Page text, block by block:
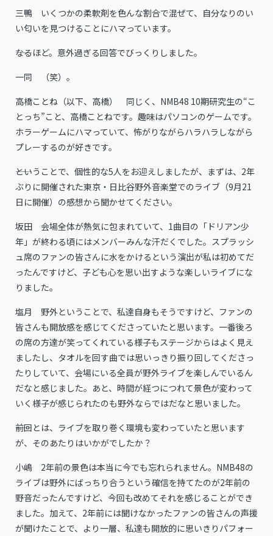
三鴨 いくつかの柔軟剤を色んな割合で混ぜて、自分なりのい
い匂いを見つけることにハマっています。
――なるほど。意外過ぎる回答でびっくりしました。
一同 （笑）。
高橋ことね（以下、高橋） 同じく、NMB48 10期研究生の“こ
とっち”こと、高橋ことねです。趣味はパソコンのゲームです。
ホラーゲームにハマっていて、怖がりながらハラハラしながら
プレーするのが好きです。
――ということで、個性的な5人をお迎えしましたが、まずは、2年
ぶりに開催された東京・日比谷野外音楽堂でのライブ（9月21
日に開催）の感想から聞かせてください。
坂田 会場全体が熱気に包まれていて、1曲目の「ドリアン少
年」が終わる頃にはメンバーみんな汗だくでした。スプラッシ
ュ席のファンの皆さんに水をかけるという演出が私は初めてだ
ったんですけど、子ども心を思い出すような楽しいライブにな
りました。
塩月 野外ということで、私達自身もそうですけど、ファンの
皆さんも開放感を感じてくださっていたと思います。一番後ろ
の席の方達が笑ってくれている様子もステージからはよく見え
ましたし、タオルを回す曲では思いっきり振り回してくださっ
たりしていて、会場にいる全員が野外ライブを楽しんでいるん
だなと感じました。あと、時間が経つにつれて景色が変わって
いく様子が感じられたのも野外ならではだなと思いました。
――前回とは、ライブを取り巻く環境も変わっていたと思います
が、そのあたりはいかがでしたか？
小嶋 2年前の景色は本当に今でも忘れられません。NMB48の
ライブは野外にばっちり合うという確信を持てたのが2年前の
野音だったんですけど、今回も改めてそれを感じることができ
ました。加えて、2年前には聞けなかったファンの皆さんの声援
が聞けたことで、より一層、私達も開放的に思いきりパフォー